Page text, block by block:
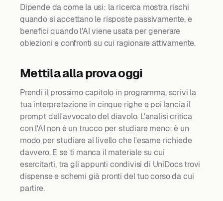
Dipende da come la usi: la ricerca mostra rischi
quando si accettano le risposte passivamente, e
benefici quando l'AI viene usata per generare
obiezioni e confronti su cui ragionare attivamente.
Mettila alla prova oggi
Prendi il prossimo capitolo in programma, scrivi la
tua interpretazione in cinque righe e poi lancia il
prompt dell'avvocato del diavolo. L'analisi critica
con l'AI non è un trucco per studiare meno: è un
modo per studiare al livello che l'esame richiede
davvero. E se ti manca il materiale su cui
esercitarti, tra gli appunti condivisi di UniDocs trovi
dispense e schemi già pronti del tuo corso da cui
partire.